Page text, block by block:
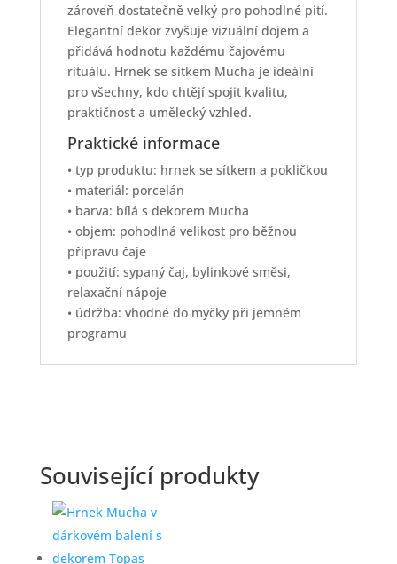
zároveň dostatečně velký pro pohodlné pití.
Elegantní dekor zvyšuje vizuální dojem a
přidává hodnotu každému čajovému
rituálu. Hrnek se sítkem Mucha je ideální
pro všechny, kdo chtějí spojit kvalitu,
praktičnost a umělecký vzhled.
Praktické informace
• typ produktu: hrnek se sítkem a pokličkou
• materiál: porcelán
• barva: bílá s dekorem Mucha
• objem: pohodlná velikost pro běžnou
přípravu čaje
• použití: sypaný čaj, bylinkové směsi,
relaxační nápoje
• údržba: vhodné do myčky při jemném
programu
Související produkty